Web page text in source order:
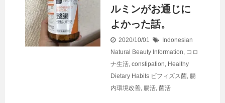
ルミンがお通じに
よかった話。
2020/10/01
Indonesian
Natural Beauty Information, コロ
ナ生活, constipation, Healthy
Dietary Habits ビフィズス菌, 腸
内環境改善, 腸活, 菌活